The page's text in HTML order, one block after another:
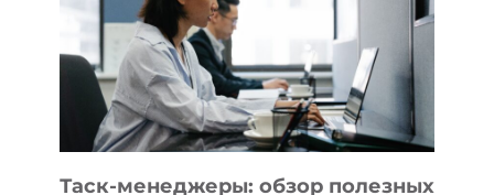
3
ЗАДАЧИ
ЕМУ
МОЖНО
ПОРУЧИТЬ
УЖЕ
СЕГОДНЯ
Таск-менеджеры: обзор полезных